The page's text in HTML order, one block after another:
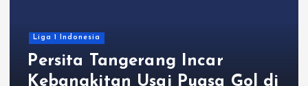
Liga 1 Indonesia
Persita Tangerang Incar
Kebangkitan Usai Puasa Gol di